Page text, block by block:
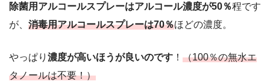
除菌用アルコールスプレーはアルコール濃度が50％程です
が、 消毒用アルコールスプレーは70％ほどの濃度。
やっぱり 濃度が高いほうが良いのです ！ （100％の無水エ
タノールは不要！）